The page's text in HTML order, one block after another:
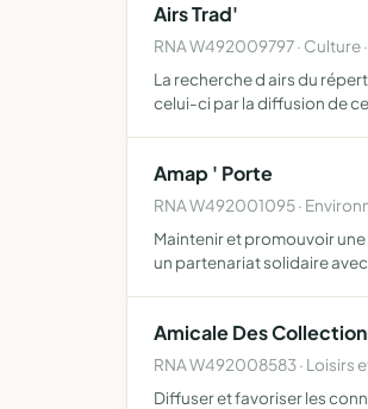
Airs Trad'
RNA W492009797 · Culture
La recherche d airs du
celui-ci par la diffusion de
Amap ' Porte
RNA W492001095 ·
Maintenir et promouvoir
un partenariat solidaire
Amicale Des
RNA W492008583 · Loisirs
Diffuser et favoriser les